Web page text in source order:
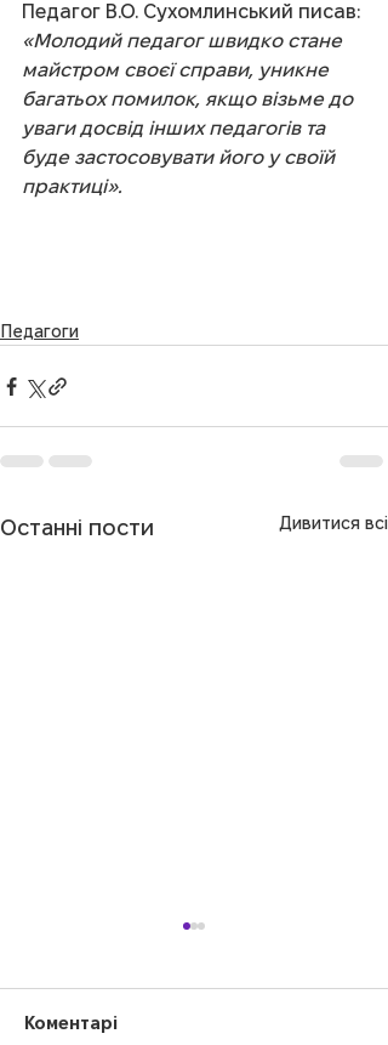
Педагог В.О. Сухомлинський писав:
«Молодий педагог швидко стане
майстром своєї справи, уникне
багатьох помилок, якщо візьме до
уваги досвід інших педагогів та
буде застосовувати його у своїй
практиці».
Педагоги
Останні пости Дивитися всі
Коментарі